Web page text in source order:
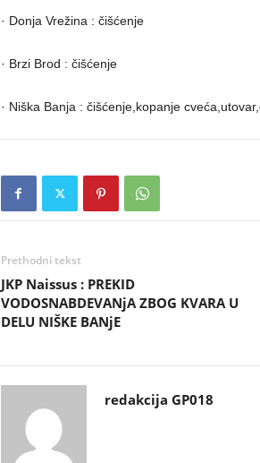
· Donja Vrežina : čišćenje
· Brzi Brod : čišćenje
· Niška Banja : čišćenje,kopanje
Prethodni tekst
JKP Naissus : PREKID
VODOSNABDEVANjA ZBOG KVARA U
DELU NIŠKE BANjE
redakcija GP018